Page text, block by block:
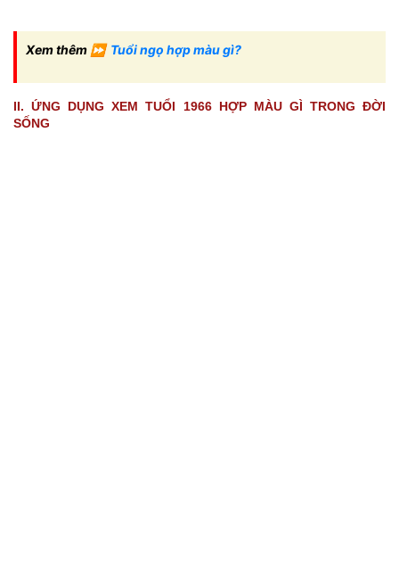
Xem thêm ⏩ Tuổi ngọ hợp màu gì?
II. ỨNG DỤNG XEM TUỔI 1966 HỢP MÀU GÌ TRONG ĐỜI
SỐNG